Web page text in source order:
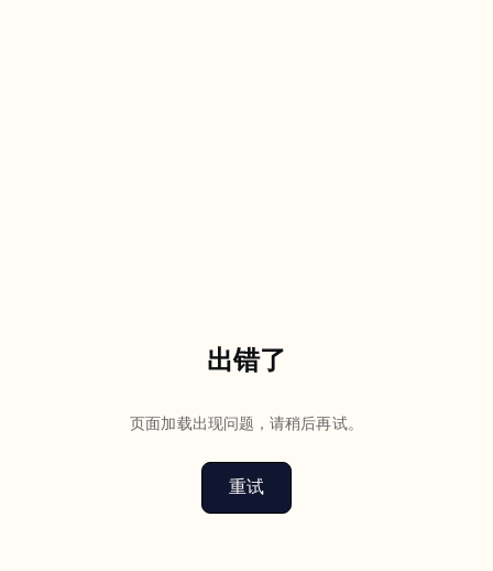
出错了
页面加载出现问题，请稍后再试。
重试